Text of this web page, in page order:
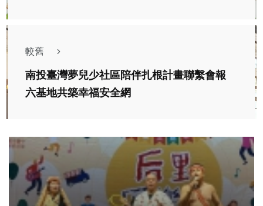
較舊
南投臺灣夢兒少社區陪伴扎根計畫聯繫會報
六基地共築幸福安全網